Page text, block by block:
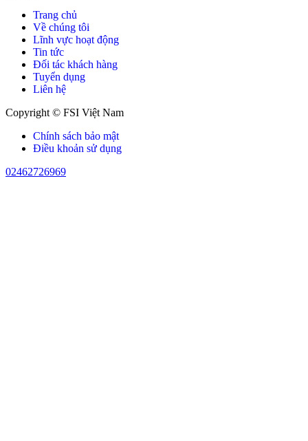
Trang chủ
Về chúng tôi
Lĩnh vực hoạt động
Tin tức
Đối tác khách hàng
Tuyển dụng
Liên hệ
Copyright © FSI Việt Nam
Chính sách bảo mật
Điều khoản sử dụng
02462726969